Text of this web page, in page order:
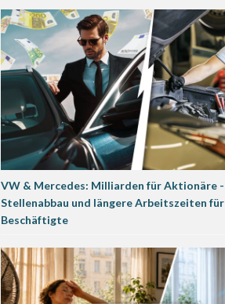
VW & Mercedes: Milliarden für Aktionäre -
Stellenabbau und längere Arbeitszeiten für
Beschäftigte